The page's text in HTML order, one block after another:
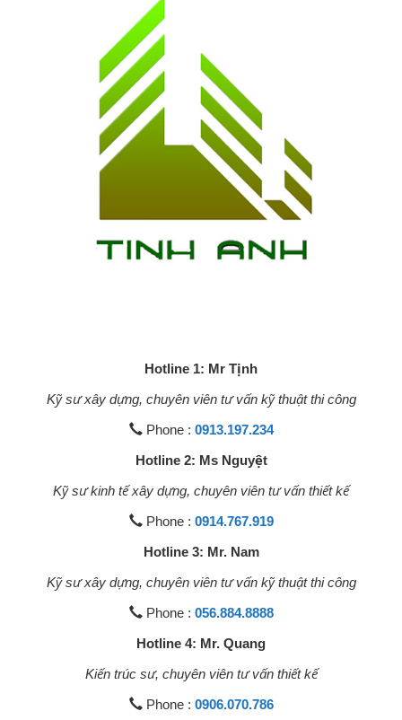
Hotline 1: Mr Tịnh
Kỹ sư xây dựng, chuyên viên tư vấn kỹ thuật thi công
Phone : 0913.197.234
Hotline 2: Ms Nguyệt
Kỹ sư kinh tế xây dựng, chuyên viên tư vấn thiết kế
Phone : 0914.767.919
Hotline 3: Mr. Nam
Kỹ sư xây dựng, chuyên viên tư vấn kỹ thuật thi công
Phone : 056.884.8888
Hotline 4: Mr. Quang
Kiến trúc sư, chuyên viên tư vấn thiết kế
Phone : 0906.070.786